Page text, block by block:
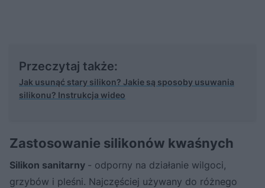
Przeczytaj także:
Jak usunąć stary silikon? Jakie są sposoby usuwania
silikonu? Instrukcja wideo
Zastosowanie silikonów kwaśnych
Silikon sanitarny - odporny na działanie wilgoci,
grzybów i pleśni. Najczęściej używany do różnego